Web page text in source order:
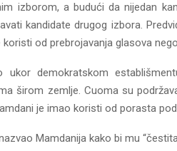
izborom, a budući da nijedan
kandidate drugog izbora.
od prebrojavanja glasova
ukor demokratskom
širom zemlje. Cuoma su
je imao koristi od porasta
Mamdanija kako bi mu